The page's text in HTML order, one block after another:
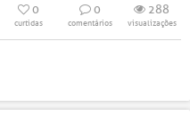
0
curtidas
0
comentários
288
visualizações